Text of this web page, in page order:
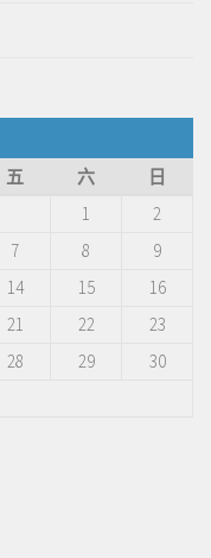
五 六
日
1
2
7 8
9
14 15
16
21 22
23
28 29
30